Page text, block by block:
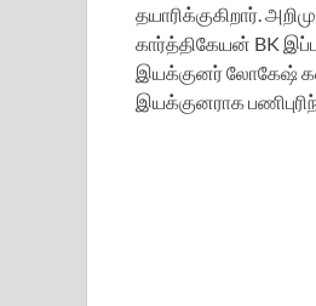
தயாரிக்குகிறார்.
கார்த்திகேயன் BK
இயக்குனர் லோகேஷ்
இயக்குனராக